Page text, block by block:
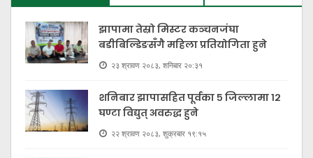
झापामा तेस्रो मिस्टर कञ्चनजंघा
बडीबिल्डिङसँगै महिला प्रतियोगिता हुने
२३ श्रावण २०८३, शनिबार २०:३१
शनिबार झापासहित पूर्वका ५ जिल्लामा १२
घण्टा विद्युत् अवरुद्ध हुने
२२ श्रावण २०८३, शुक्रबार १९:१५